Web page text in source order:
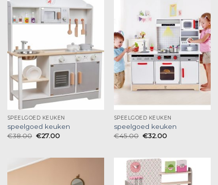
SPEELGOED KEUKEN
speelgoed keuken
€38.00 €27.00
SPEELGOED KEUKEN
speelgoed keuken
€45.00 €32.00